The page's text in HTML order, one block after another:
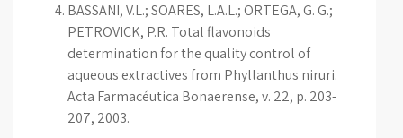
BASSANI, V.L.; SOARES, L.A.L.; ORTEGA, G. G.;
PETROVICK, P.R. Total flavonoids
determination for the quality control of
aqueous extractives from Phyllanthus niruri.
Acta Farmacéutica Bonaerense, v. 22, p. 203-
207, 2003.